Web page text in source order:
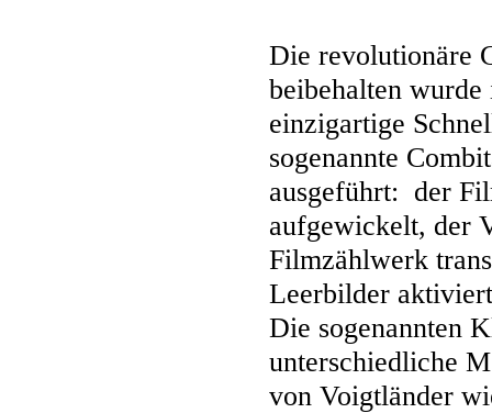
Die revolutionäre
beibehalten wurde
einzigartige
sogenannte
ausgeführt: der
aufgewickelt, der
Filmzählwerk
Leerbilder
Die sogenannten
unterschiedliche
von Voigtländer